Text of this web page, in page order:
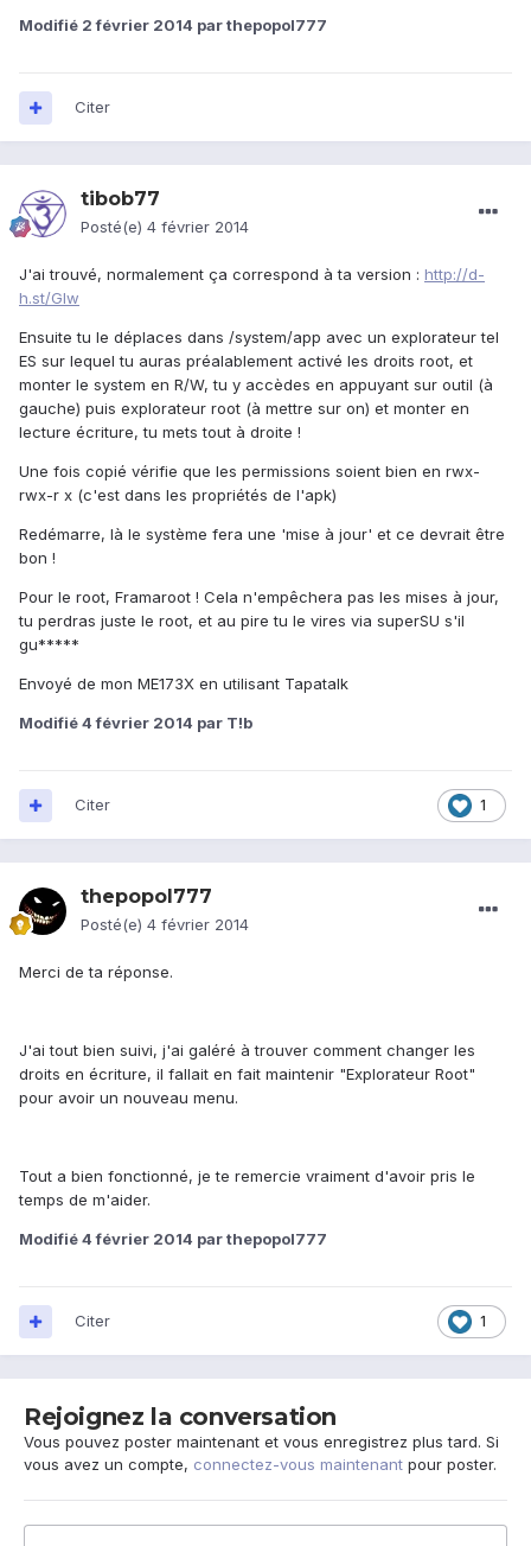
Modifié 2 février 2014 par thepopol777
Citer
tibob77
Posté(e) 4 février 2014
J'ai trouvé, normalement ça correspond à ta version : http://d-
h.st/GIw
Ensuite tu le déplaces dans /system/app avec un explorateur tel
ES sur lequel tu auras préalablement activé les droits root, et
monter le system en R/W, tu y accèdes en appuyant sur outil (à
gauche) puis explorateur root (à mettre sur on) et monter en
lecture écriture, tu mets tout à droite !
Une fois copié vérifie que les permissions soient bien en rwx-
rwx-r x (c'est dans les propriétés de l'apk)
Redémarre, là le système fera une 'mise à jour' et ce devrait être
bon !
Pour le root, Framaroot ! Cela n'empêchera pas les mises à jour,
tu perdras juste le root, et au pire tu le vires via superSU s'il
gu*****
Envoyé de mon ME173X en utilisant Tapatalk
Modifié4 février 2014 par T!b
1
Citer
thepopol777
Posté(e) 4 février 2014
Merci de ta réponse.
J'ai tout bien suivi, j'ai galéré à trouver comment changer les
droits en écriture, il fallait en fait maintenir "Explorateur Root"
pour avoir un nouveau menu.
Tout a bien fonctionné, je te remercie vraiment d'avoir pris le
temps de m'aider.
Modifié4 février 2014 par thepopol777
1
Citer
Rejoignez la conversation
Vous pouvez poster maintenant et vous enregistrez plus tard. Si
vous avez un compte, connectez-vous maintenant pour poster.